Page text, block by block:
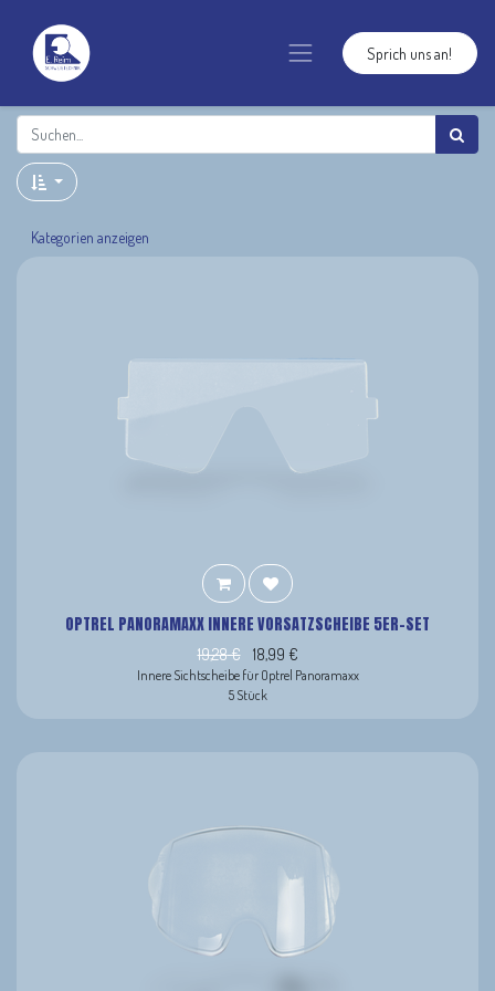
Sprich uns an!
Kategorien anzeigen
OPTREL PANORAMAXX INNERE VORSATZSCHEIBE 5ER-SET
19,28€ 18,99 €
Innere Sichtscheibe für Optrel Panoramaxx
5 Stück